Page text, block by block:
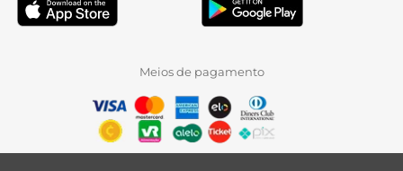
Meios de pagamento